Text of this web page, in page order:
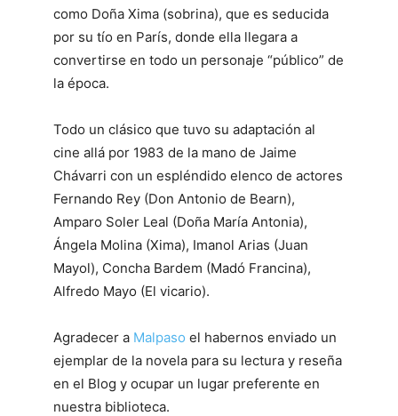
como Doña Xima (sobrina), que es seducida
por su tío en París, donde ella llegara a
convertirse en todo un personaje “público” de
la época.
Todo un clásico que tuvo su adaptación al
cine allá por 1983 de la mano de Jaime
Chávarri con un espléndido elenco de actores
Fernando Rey (Don Antonio de Bearn),
Amparo Soler Leal (Doña María Antonia),
Ángela Molina (Xima), Imanol Arias (Juan
Mayol), Concha Bardem (Madó Francina),
Alfredo Mayo (El vicario).
Agradecer a Malpaso el habernos enviado un
ejemplar de la novela para su lectura y reseña
en el Blog y ocupar un lugar preferente en
nuestra biblioteca.